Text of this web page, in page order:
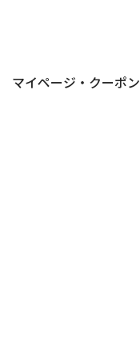
マイページ・クーポン